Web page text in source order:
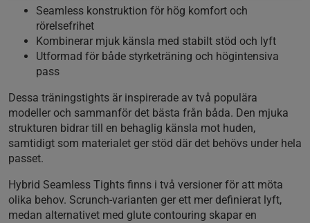
Seamless konstruktion för hög komfort och
rörelsefrihet
Kombinerar mjuk känsla med stabilt stöd och lyft
Utformad för både styrketräning och högintensiva
pass
Dessa träningstights är inspirerade av två populära
modeller och sammanför det bästa från båda. Den mjuka
strukturen bidrar till en behaglig känsla mot huden,
samtidigt som materialet ger stöd där det behövs under hela
passet.
Hybrid Seamless Tights finns i två versioner för att möta
olika behov. Scrunch-varianten ger ett mer definierat lyft,
medan alternativet med glute contouring skapar en